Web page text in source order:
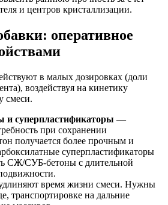
и центров кристаллизации.
оперативное
в малых дозировках (доли
воздействуя на кинетику
смеси.
и суперпластификаторы —
при сохранении
получается более прочным и
суперпластификаторы
СЖ/СУБ-бетоны с длительной
время жизни смеси. Нужны
транспортировке на дальние